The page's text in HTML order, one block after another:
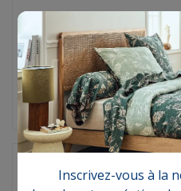
Percale 80 fils/cm²
Prix
Hôtel Cuir)
Inscrivez-vous à la